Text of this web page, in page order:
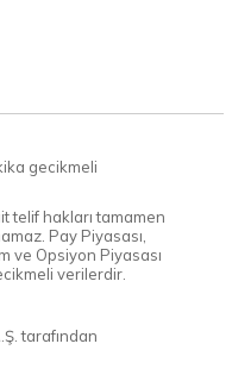
gecikmeli
telif hakları tamamen
Pay Piyasası,
ve Opsiyon Piyasası
verilerdir.
tarafından